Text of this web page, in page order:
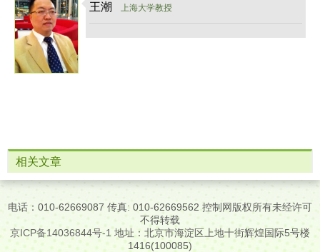
王潮 上海大学教授
相关文章
电话：010-62669087 传真: 010-62669562 控制网版权所有未经许可
不得转载
京ICP备14036844号-1 地址：北京市海淀区上地十街辉煌国际5号楼
1416(100085)